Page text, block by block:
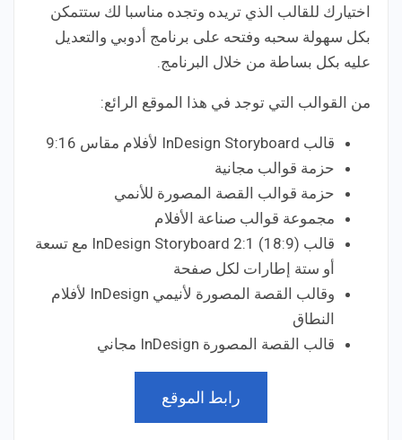
اختيارك للقالب الذي تريده وتجده مناسبا لك ستتمكن
بكل سهولة سحبه وفتحه على برنامج أدوبي والتعديل
عليه بكل بساطة من خلال البرنامج.
من القوالب التي توجد في هذا الموقع الرائع:
قالب InDesign Storyboard لأفلام مقاس 9:16
حزمة قوالب مجانية
حزمة قوالب القصة المصورة للأنمي
مجموعة قوالب صناعة الأفلام
قالب InDesign Storyboard 2:1 (18:9) مع تسعة
أو ستة إطارات لكل صفحة
وقالب القصة المصورة لأنيمي InDesign لأفلام
النطاق
قالب القصة المصورة InDesign مجاني
رابط الموقع